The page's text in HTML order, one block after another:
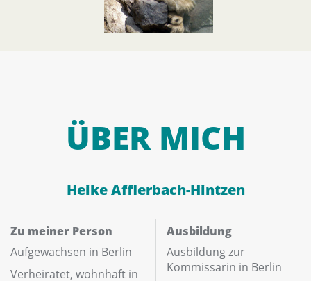
ÜBER MICH
Heike Afflerbach-Hintzen
Zu meiner Person
Aufgewachsen in Berlin
Verheiratet, wohnhaft in
Ausbildung
Ausbildung zur
Kommissarin in Berlin